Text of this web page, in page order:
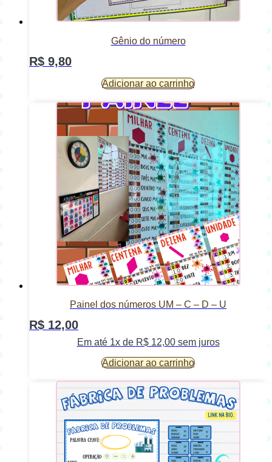
Gênio do número
R$ 9,80
Adicionar ao carrinho
Painel dos números UM – C – D – U
R$ 12,00
Em até 1x de R$12,00sem juros
Adicionar ao carrinho